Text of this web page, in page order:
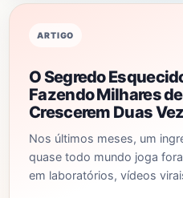
ARTIGO
O Segredo
Fazendo Milhares
Crescerem Duas
Nos últimos meses, um
quase todo mundo joga
em laboratórios, vídeos